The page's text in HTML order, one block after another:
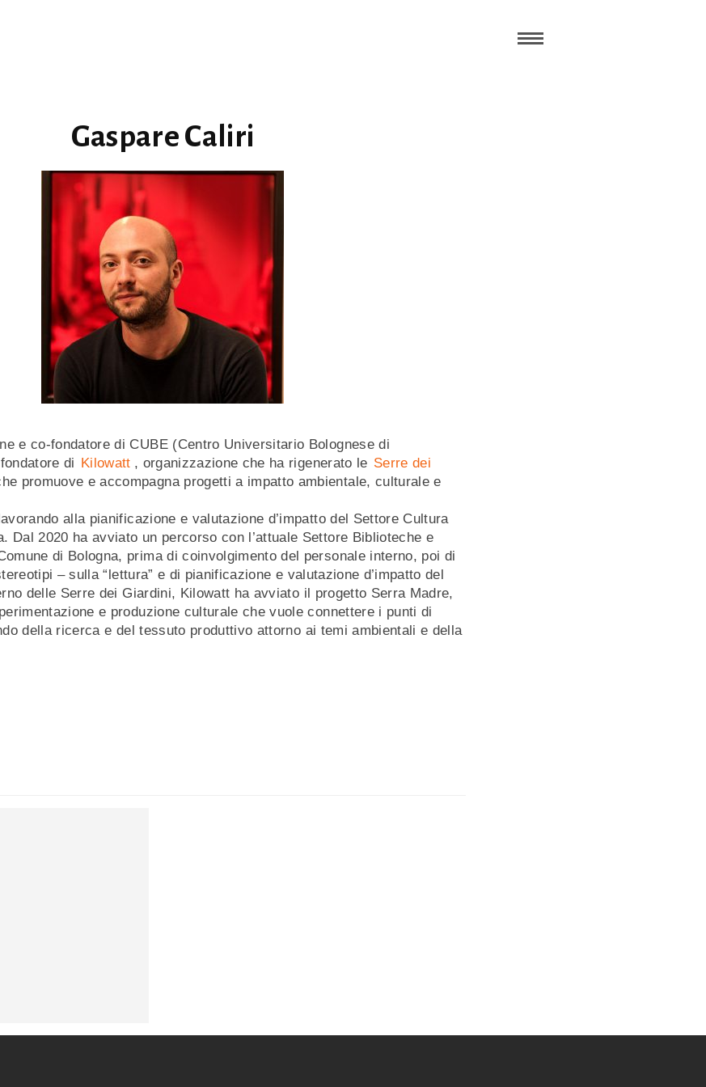
Gaspare Caliri
e co-fondatore di CUBE (Centro Universitario Bolognese di
di Kilowatt , organizzazione che ha rigenerato le Serre dei
promuove e accompagna progetti a impatto ambientale, culturale e
alla pianificazione e valutazione d’impatto del Settore Cultura
Dal 2020 ha avviato un percorso con l’attuale Settore Biblioteche e
di Bologna, prima di coinvolgimento del personale interno, poi di
– sulla “lettura” e di pianificazione e valutazione d’impatto del
delle Serre dei Giardini, Kilowatt ha avviato il progetto Serra Madre,
e produzione culturale che vuole connettere i punti di
della ricerca e del tessuto produttivo attorno ai temi ambientali e della